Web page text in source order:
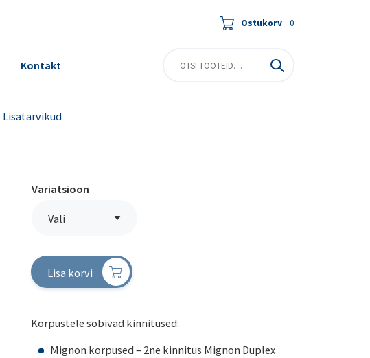
Ostukorv · 0
Kontakt
Lisatarvikud
Variatsioon
Vali
Lisa korvi
Korpustele sobivad kinnitused:
Mignon korpused – 2ne kinnitus Mignon Duplex